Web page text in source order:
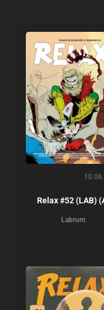
Relax #52 (LAB)
Labrum